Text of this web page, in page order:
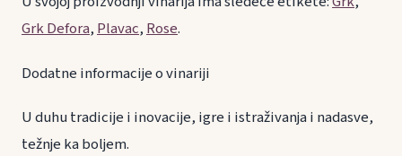
Grk Defora,Plavac,Rose.
Dodatne informacije o vinariji
U duhu tradicije i inovacije, igre i istraživanja i nadasve,
težnje ka boljem.